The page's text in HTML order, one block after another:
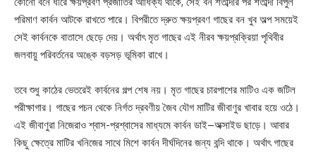
পরিমাণ কার্বন আটকে রাখতে পারে। বিপরীতে দ্রুত ক্ষয়প্রবণ গাছের বন খুব অল্প সময়েই
সেই কার্বনকে বাতাসে ছেড়ে দেয়। অর্থাৎ মৃত গাছের এই নীরব ক্ষয়প্রক্রিয়া পৃথিবীর
জলবায়ু পরিবর্তনের অঙ্কে বড়সড় ভূমিকা রাখে।
তবে শুধু কাঠের ভেতরেই কার্বনের গল্প শেষ নয়। মৃত গাছের চারপাশের মাটিও এক জটিল
পরীক্ষাগার। গাছের পচন থেকে নির্গত দ্রবণীয় জৈব যৌগ মাটির জীবাণুর খাবার হয়ে ওঠে।
এই জীবাণুরা নিজেরাও শ্বাস-প্রশ্বাসের মাধ্যমে কার্বন ডাই–অক্সাইড ছাড়ে। আবার
কিছু ক্ষেত্রে মাটির খনিজের সাথে মিশে কার্বন দীর্ঘদিনের জন্য বন্দি থাকে। অর্থাৎ গাছের